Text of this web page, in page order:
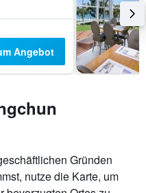
Angebot
Gründen
nutze die Karte, um